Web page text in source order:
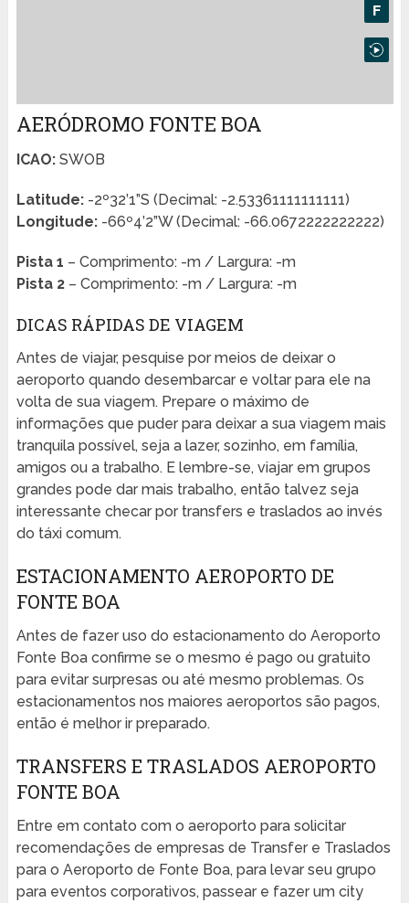
AERÓDROMO FONTE BOA
ICAO:SWOB
Latitude:-2º32’1”S (Decimal: -2.53361111111111)
Longitude:-66º4’2”W (Decimal: -66.0672222222222)
Pista 1 – Comprimento: -m / Largura: -m
Pista 2– Comprimento: -m / Largura: -m
DICAS RÁPIDAS DE VIAGEM
Antes de viajar, pesquise por meios de deixar o
aeroporto quando desembarcar e voltar para ele na
volta de sua viagem. Prepare o máximo de
informações que puder para deixar a sua viagem mais
tranquila possível, seja a lazer, sozinho, em família,
amigos ou a trabalho. E lembre-se, viajar em grupos
grandes pode dar mais trabalho, então talvez seja
interessante checar por transfers e traslados ao invés
do táxi comum.
ESTACIONAMENTO AEROPORTO DE
FONTE BOA
Antes de fazer uso do estacionamento do Aeroporto
Fonte Boa confirme se o mesmo é pago ou gratuito
para evitar surpresas ou até mesmo problemas. Os
estacionamentos nos maiores aeroportos são pagos,
então é melhor ir preparado.
TRANSFERS E TRASLADOS AEROPORTO
FONTE BOA
Entre em contato com o aeroporto para solicitar
recomendações de empresas de Transfer e Traslados
para o Aeroporto de Fonte Boa, para levar seu grupo
para eventos corporativos, passear e fazer um city